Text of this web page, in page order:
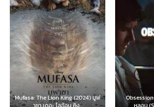
Lion King (2024) มูฟ
Obsession (2026) สาปรักคลั่ง